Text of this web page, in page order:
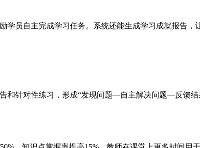
员自主完成学习任务。系统还能生成学习成就报告，
和针对性练习，形成“发现问题—自主解决问题—反馈结